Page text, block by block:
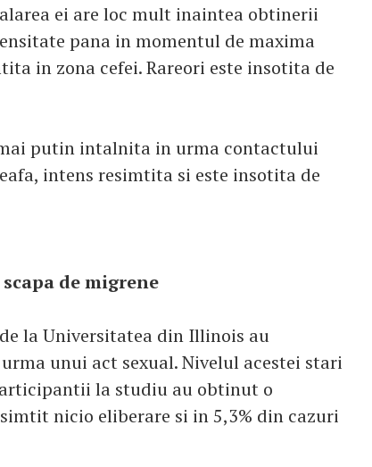
ei are loc mult inaintea obtinerii
pana in momentul de maxima
in zona cefei. Rareori este insotita de
putin intalnita in urma contactului
intens resimtita si este insotita de
de migrene
la Universitatea din Illinois au
unui act sexual. Nivelul acestei stari
la studiu au obtinut o
nicio eliberare si in 5,3% din cazuri